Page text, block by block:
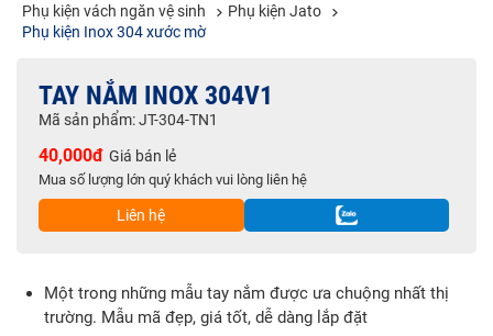
Phụ kiện vách ngăn vệ sinh
Phụ kiện Jato
Phụ kiện Inox 304 xước mờ
TAY NẮM INOX 304V1
Mã sản phẩm: JT-304-TN1
40,000đ Giá bán lẻ
Mua số lượng lớn quý khách vui lòng liên hệ
Liên hệ
Một trong những mẫu tay nắm được ưa chuộng nhất thị
trường. Mẫu mã đẹp, giá tốt, dễ dàng lắp đặt